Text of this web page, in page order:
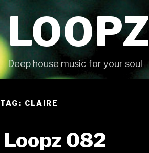
LOOPZ
Deep house music for your soul
TAG: CLAIRE
Loopz 082